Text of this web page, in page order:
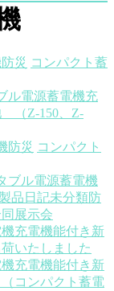
防災 コンパクト蓄
ル電源蓄電機充
（Z-150、Z-
防災 コンパクト
ブル電源蓄電機
品 日記未分類防
展示会
充電機能付き 新
いたしました
充電機能付き 新
コンパクト蓄電